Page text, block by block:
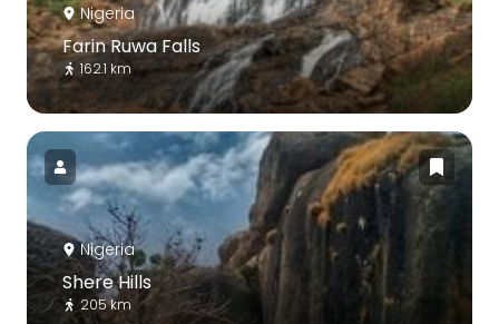
Nigeria
Farin Ruwa Falls
162.1 km
Nigeria
Shere Hills
205 km